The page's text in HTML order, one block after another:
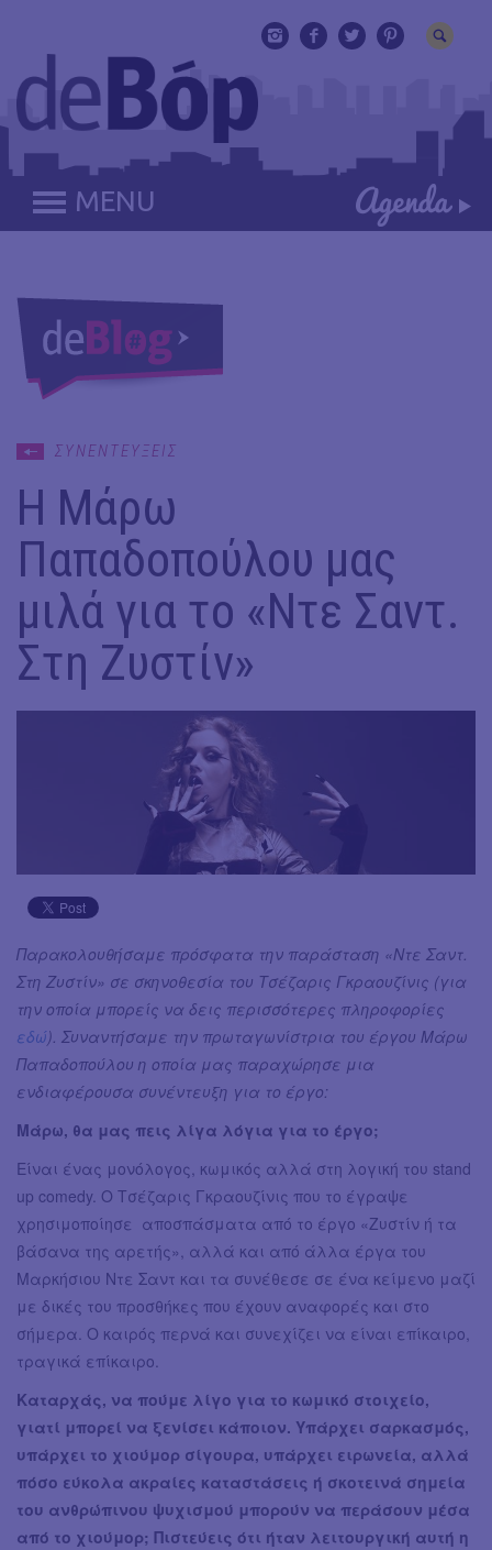
MENU
ΣΥΝΕΝΤΕΥΞΕΙΣ
Η Μάρω
Παπαδοπούλου μας
μιλά για το «Ντε Σαντ.
Στη Ζυστίν»
Παρακολουθήσαμε πρόσφατα την παράσταση «Ντε Σαντ.
Στη Ζυστίν» σε σκηνοθεσία του Τσέζαρις Γκραουζίνις (για
την οποία μπορείς να δεις περισσότερες πληροφορίες
εδώ). Συναντήσαμε την πρωταγωνίστρια του έργου Μάρω
Παπαδοπούλου η οποία μας παραχώρησε μια
ενδιαφέρουσα συνέντευξη για το έργο:
Μάρω, θα μας πεις λίγα λόγια για το έργο;
Είναι ένας μονόλογος, κωμικός αλλά στη λογική του stand
up comedy. Ο Τσέζαρις Γκραουζίνις που το έγραψε
χρησιμοποίησε αποσπάσματα από το έργο «Ζυστίν ή τα
βάσανα της αρετής», αλλά και από άλλα έργα του
Μαρκήσιου Ντε Σαντ και τα συνέθεσε σε ένα κείμενο μαζί
με δικές του προσθήκες που έχουν αναφορές και στο
σήμερα. Ο καιρός περνά και συνεχίζει να είναι επίκαιρο,
τραγικά επίκαιρο.
Καταρχάς, να πούμε λίγο για το κωμικό στοιχείο,
γιατί μπορεί να ξενίσει κάποιον. Υπάρχει σαρκασμός,
υπάρχει το χιούμορ σίγουρα, υπάρχει ειρωνεία, αλλά
πόσο εύκολα ακραίες καταστάσεις ή σκοτεινά σημεία
του ανθρώπινου ψυχισμού μπορούν να περάσουν μέσα
από το χιούμορ; Πιστεύεις ότι ήταν λειτουργική αυτή η